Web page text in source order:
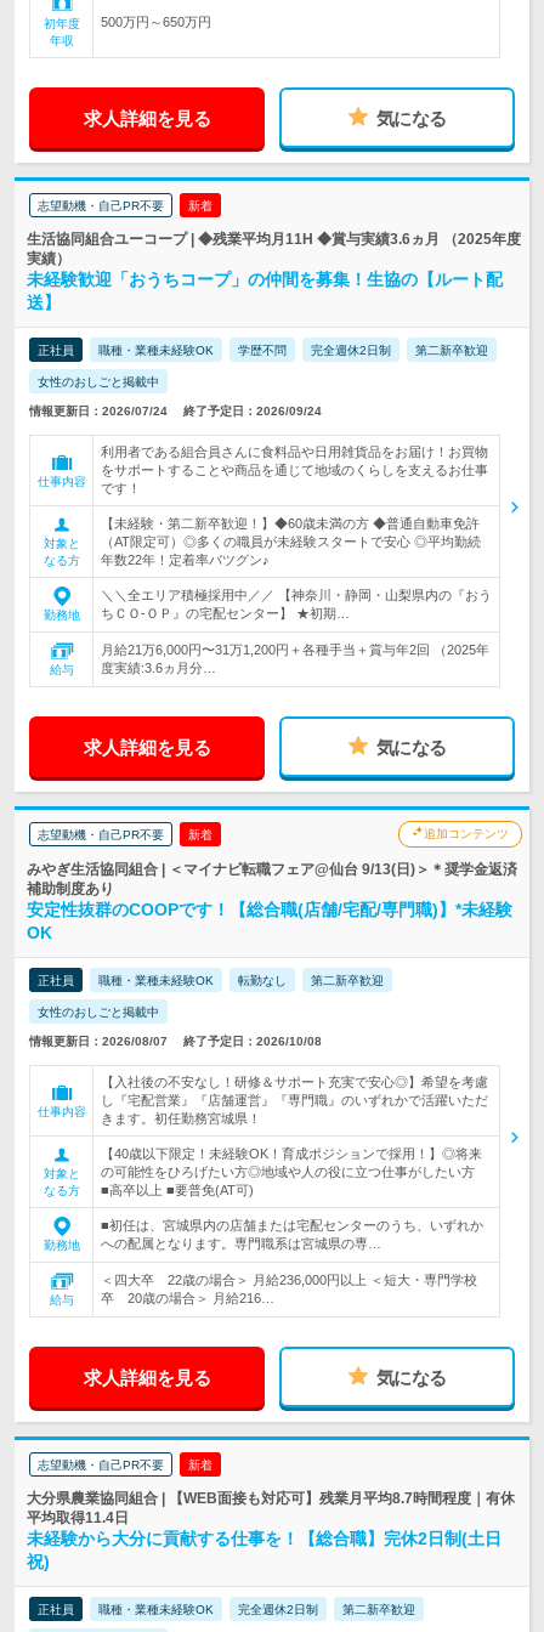
初年度
年収
500万円～650万円
求人詳細を見る 気になる
志望動機・自己PR不要 新着
生活協同組合ユーコープ | ◆残業平均月11H ◆賞与実績3.6ヵ月 （2025年度
実績）
未経験歓迎「おうちコープ」の仲間を募集！生協の【ルート配
送】
正社員 職種・業種未経験OK 学歴不問 完全週休2日制 第二新卒歓迎
女性のおしごと掲載中
情報更新日：2026/07/24 終了予定日：2026/09/24
仕事内容
利用者である組合員さんに食料品や日用雑貨品をお届け！お買物
をサポートすることや商品を通じて地域のくらしを支えるお仕事
です！
対象と
なる方
【未経験・第二新卒歓迎！】◆60歳未満の方 ◆普通自動車免許
（AT限定可）◎多くの職員が未経験スタートで安心 ◎平均勤続
年数22年！定着率バツグン♪
勤務地
＼＼全エリア積極採用中／／ 【神奈川・静岡・山梨県内の『おう
ちＣＯ-ＯＰ』の宅配センター】 ★初期…
給与
月給21万6,000円〜31万1,200円＋各種手当＋賞与年2回 （2025年
度実績:3.6ヵ月分…
求人詳細を見る 気になる
志望動機・自己PR不要 新着 追加コンテンツ
みやぎ生活協同組合 | ＜マイナビ転職フェア@仙台 9/13(日)＞＊奨学金返済
補助制度あり
安定性抜群のCOOPです！【総合職(店舗/宅配/専門職)】*未経験
OK
正社員 職種・業種未経験OK 転勤なし 第二新卒歓迎
女性のおしごと掲載中
情報更新日：2026/08/07 終了予定日：2026/10/08
仕事内容
【入社後の不安なし！研修＆サポート充実で安心◎】希望を考慮
し『宅配営業』『店舗運営』『専門職』のいずれかで活躍いただ
きます。初任勤務宮城県！
対象と
なる方
【40歳以下限定！未経験OK！育成ポジションで採用！】◎将来
の可能性をひろげたい方◎地域や人の役に立つ仕事がしたい方
■高卒以上 ■要普免(AT可)
勤務地
■初任は、宮城県内の店舗または宅配センターのうち、いずれか
への配属となります。専門職系は宮城県の専…
給与
＜四大卒 22歳の場合＞ 月給236,000円以上 ＜短大・専門学校
卒 20歳の場合＞ 月給216…
求人詳細を見る 気になる
志望動機・自己PR不要 新着
大分県農業協同組合 | 【WEB面接も対応可】残業月平均8.7時間程度｜有休
平均取得11.4日
未経験から大分に貢献する仕事を！【総合職】完休2日制(土日
祝)
正社員 職種・業種未経験OK 完全週休2日制 第二新卒歓迎